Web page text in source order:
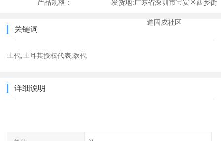
产品规格： 发货地:广东省深圳市宝安区西乡街
道固戍社区
关键词
土代,土耳其授权代表,欧代
详细说明